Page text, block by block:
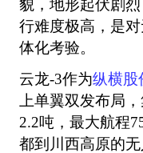
貌，地形起伏剧
行难度极高，是
体化考验。
云龙-3作为纵横股
上单翼双发布局
2.2吨，最大航程
都到川西高原的